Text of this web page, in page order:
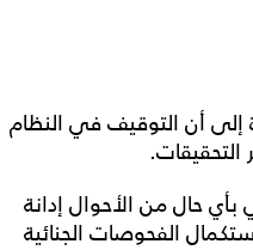
أن التوقيف في النظام
التحقيقات.
حال من الأحوال إدانة
الفحوصات الجنائية